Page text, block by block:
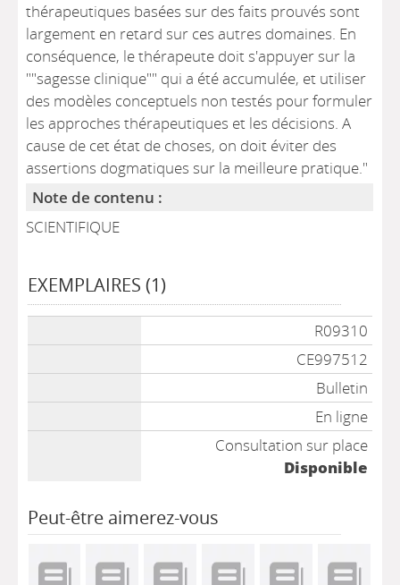
thérapeutiques basées sur des faits prouvés sont
largement en retard sur ces autres domaines. En
conséquence, le thérapeute doit s'appuyer sur la
""sagesse clinique"" qui a été accumulée, et utiliser
des modèles conceptuels non testés pour formuler
les approches thérapeutiques et les décisions. A
cause de cet état de choses, on doit éviter des
assertions dogmatiques sur la meilleure pratique."
Note de contenu :
SCIENTIFIQUE
EXEMPLAIRES (1)
R09310
CE997512
Bulletin
En ligne
Consultation sur place
Disponible
Peut-être aimerez-vous